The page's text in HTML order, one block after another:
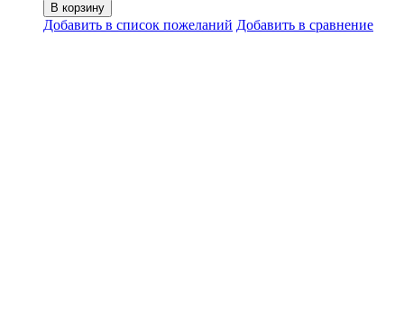
В корзину
Добавить в список пожеланий Добавить в сравнение